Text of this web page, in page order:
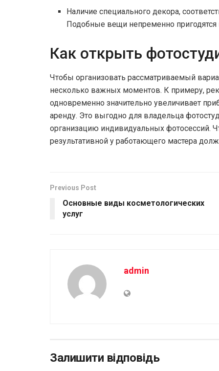
Наличие специального декора,
Подобные вещи непременно пригодятся
Как открыть
Чтобы организовать рассматриваемый
несколько важных моментов. К примеру,
одновременно значительно увеличивает
аренду. Это выгодно для владельца
организацию индивидуальных фотосессий.
результативной у работающего мастера
Previous Post
Основные виды косметологических
услуг
admin
Залишити відповідь